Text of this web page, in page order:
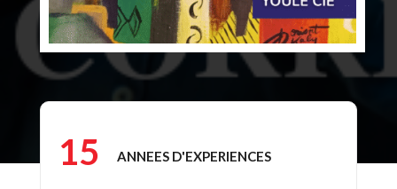
15 ANNEES D'EXPERIENCES